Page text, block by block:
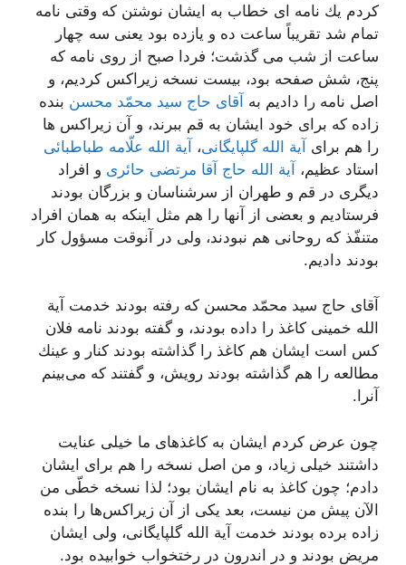
كردم یك نامه اى خطاب به ایشان نوشتن كه وقتى نامه
تمام شد تقریباً ساعت ده و یازده بود یعنى سه چهار
ساعت از شب مى گذشت؛ فردا صبح از روى نامه كه
پنج، شش صفحه بود، بیست نسخه زیراكس كردیم، و
اصل نامه را دادیم به آقاى حاج سید محمّد محسن بنده
زاده كه براى خود ایشان به قم ببرند، و آن زیراكس ها
را هم براى آیة الله گلپایگانى، آیة الله علّامه طباطبائى
استاد عظیم، آیة الله حاج آقا مرتضى حائرى و افراد
دیگرى در قم و طهران از سرشناسان و بزرگان بودند
فرستادیم و بعضى از آنها را هم مثل اینكه به همان افراد
متنفّذ كه روحانى هم نبودند، ولى در آنوقت مسؤول كار
بودند دادیم.
آقاى حاج سید محمّد محسن كه رفته بودند خدمت آیة
الله خمینى كاغذ را داده بودند، و گفته بودند نامه فلان
كس است ایشان هم كاغذ را گذاشته بودند كنار و عینك
مطالعه را هم گذاشته بودند رویش، و گفتند كه مى‌بینم
آنرا.
چون عرض كردم ایشان به كاغذهاى ما خیلى عنایت
داشتند خیلى زیاد، و من اصل نسخه را هم براى ایشان
دادم؛ چون كاغذ به نام ایشان بود؛ لذا نسخه خطّى من
الآن پیش من نیست، بعد یكى از آن زیراكس‌ها را بنده
زاده برده بودند خدمت آیة الله گلپایگانى، ولى ایشان
مریض بودند و در اندرون در رختخواب خوابیده بود.